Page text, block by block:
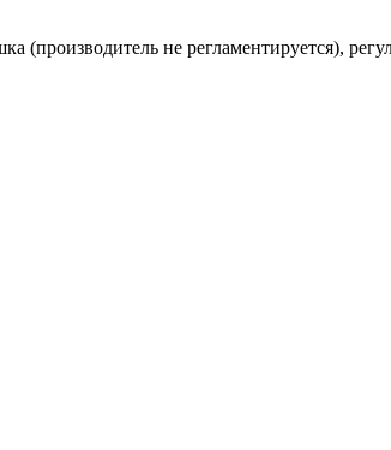
(производитель не регламентируется),